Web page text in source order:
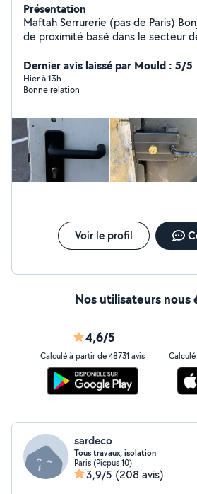
Présentation
Maftah Serrurerie (pas de Paris) Bonjour à tous ! Artisan
de proximité basé dans le secteur
service pour entretenir, régler et
de votre maison ou appartement. Mon mot d'ordre :
L'honnêteté. Je privilégie toujours la
préserver votre budget. Équipé de
professionnel, je garantis un travail
Mes domaines d'intervention
vous en semaine) : Serrurerie : Remplacement de vos
verrous et barillets de porte,
défectueuses sur fenêtres PVC/Bois. Volets
Réparation des mécanismes
manivelles ou de sangles. Je me déplace dans un rayon
validés ensemble avant de
Dernier avis laissé par Mould : 5/5
Hier à 13h
Bonne relation
Voir le profil
Nos utilisateurs nous
4,6/5
Calculé à partir de 48731 avis
sardeco
Tous travaux, isolation
Paris (Picpus 10)
3,9/5 (208 avis)